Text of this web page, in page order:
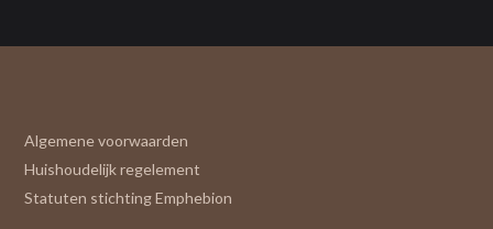
Algemene voorwaarden
Huishoudelijk regelement
Statuten stichting Emphebion